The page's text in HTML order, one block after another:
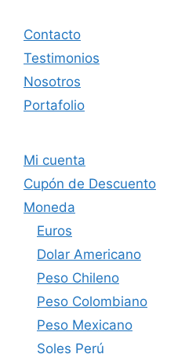
Contacto
Testimonios
Nosotros
Portafolio
Mi cuenta
Cupón de Descuento
Moneda
Euros
Dolar Americano
Peso Chileno
Peso Colombiano
Peso Mexicano
Soles Perú